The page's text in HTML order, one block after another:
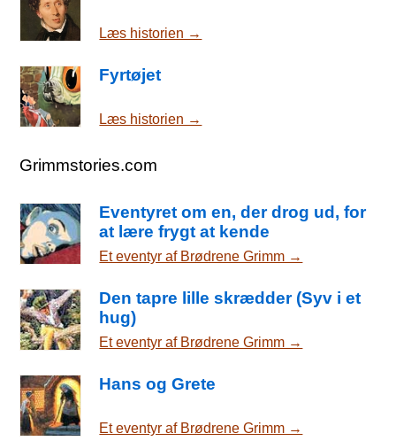
Læs historien →
Fyrtøjet
Læs historien →
Grimmstories.com
Eventyret om en, der drog ud, for
at lære frygt at kende
Et eventyr af Brødrene Grimm →
Den tapre lille skrædder (Syv i et
hug)
Et eventyr af Brødrene Grimm →
Hans og Grete
Et eventyr af Brødrene Grimm →